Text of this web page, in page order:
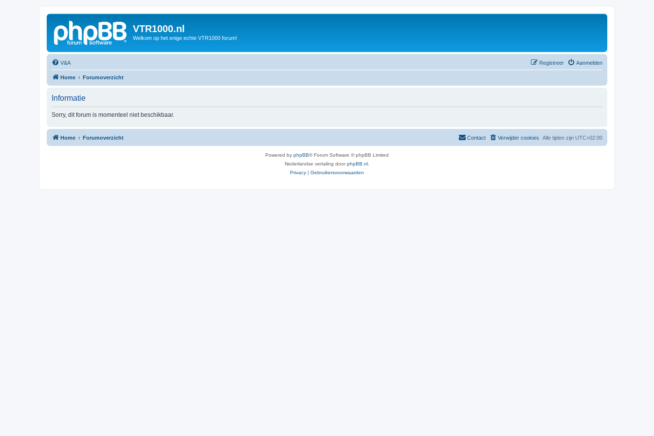
VTR1000.nl
Welkom op het enige echte VTR1000 forum!
V&A Aanmelden
Registreer
Home Forumoverzicht
Informatie
Sorry, dit forum is momenteel niet beschikbaar.
Home Forumoverzicht Alle tijden zijn UTC+02:00
Verwijder cookies
Contact
Powered by phpBB® Forum Software © phpBB Limited
Nederlandse vertaling doorphpBB.nl
Privacy | Gebruikersvoorwaarden